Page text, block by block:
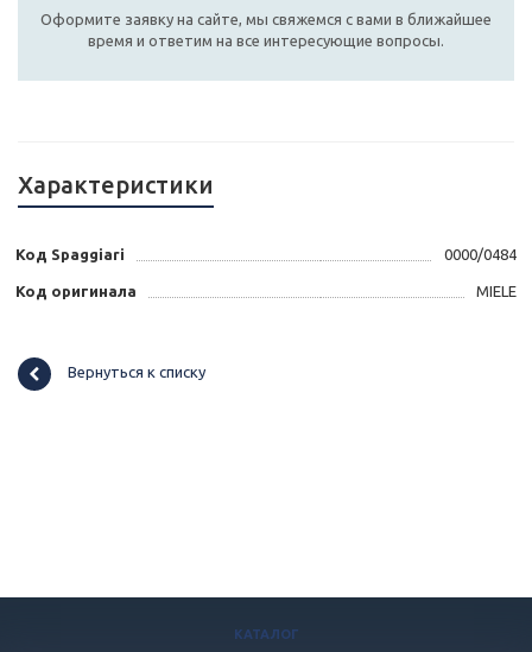
Оформите заявку на сайте, мы свяжемся с вами в ближайшее
время и ответим на все интересующие вопросы.
Характеристики
Код Spaggiari 0000/0484
Код оригинала MIELE
Вернуться к списку
КАТАЛОГ